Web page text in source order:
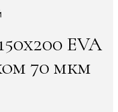
EVA
70 мкм